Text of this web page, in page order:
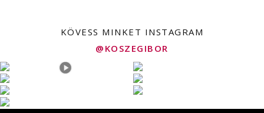
KÖVESS MINKET INSTAGRAM
@KOSZEGIBOR